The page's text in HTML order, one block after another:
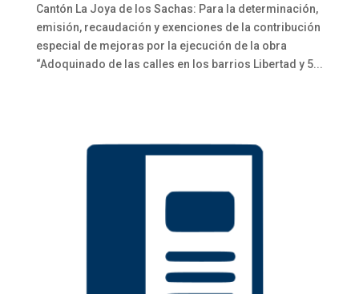
Cantón La Joya de los Sachas: Para la determinación,
emisión, recaudación y exenciones de la contribución
especial de mejoras por la ejecución de la obra
“Adoquinado de las calles en los barrios Libertad y 5...